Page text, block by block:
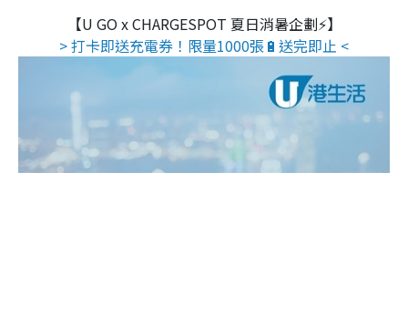
【U GO x CHARGESPOT 夏日消暑企劃⚡】
> 打卡即送充電券！限量1000張🔋送完即止 <